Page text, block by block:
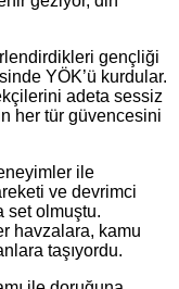
gençliği
YÖK’ü kurdular.
adeta sessiz
her tür güvencesini
ile
ve devrimci
set olmuştu.
havzalara, kamu
taşıyordu.